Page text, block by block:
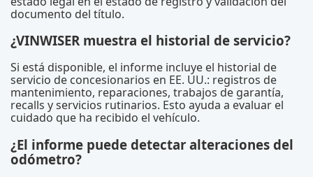
documento del título.
¿VINWISER muestra el historial de servicio?
Si está disponible, el informe incluye el historial de
servicio de concesionarios en EE. UU.: registros de
mantenimiento, reparaciones, trabajos de garantía,
recalls y servicios rutinarios. Esto ayuda a evaluar el
cuidado que ha recibido el vehículo.
¿El informe puede detectar alteraciones del
odómetro?